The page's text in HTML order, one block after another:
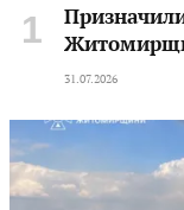
31.07.2026